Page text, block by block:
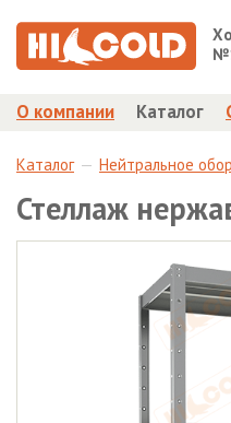
О компании Каталог
Каталог Нейтральное
Стеллаж